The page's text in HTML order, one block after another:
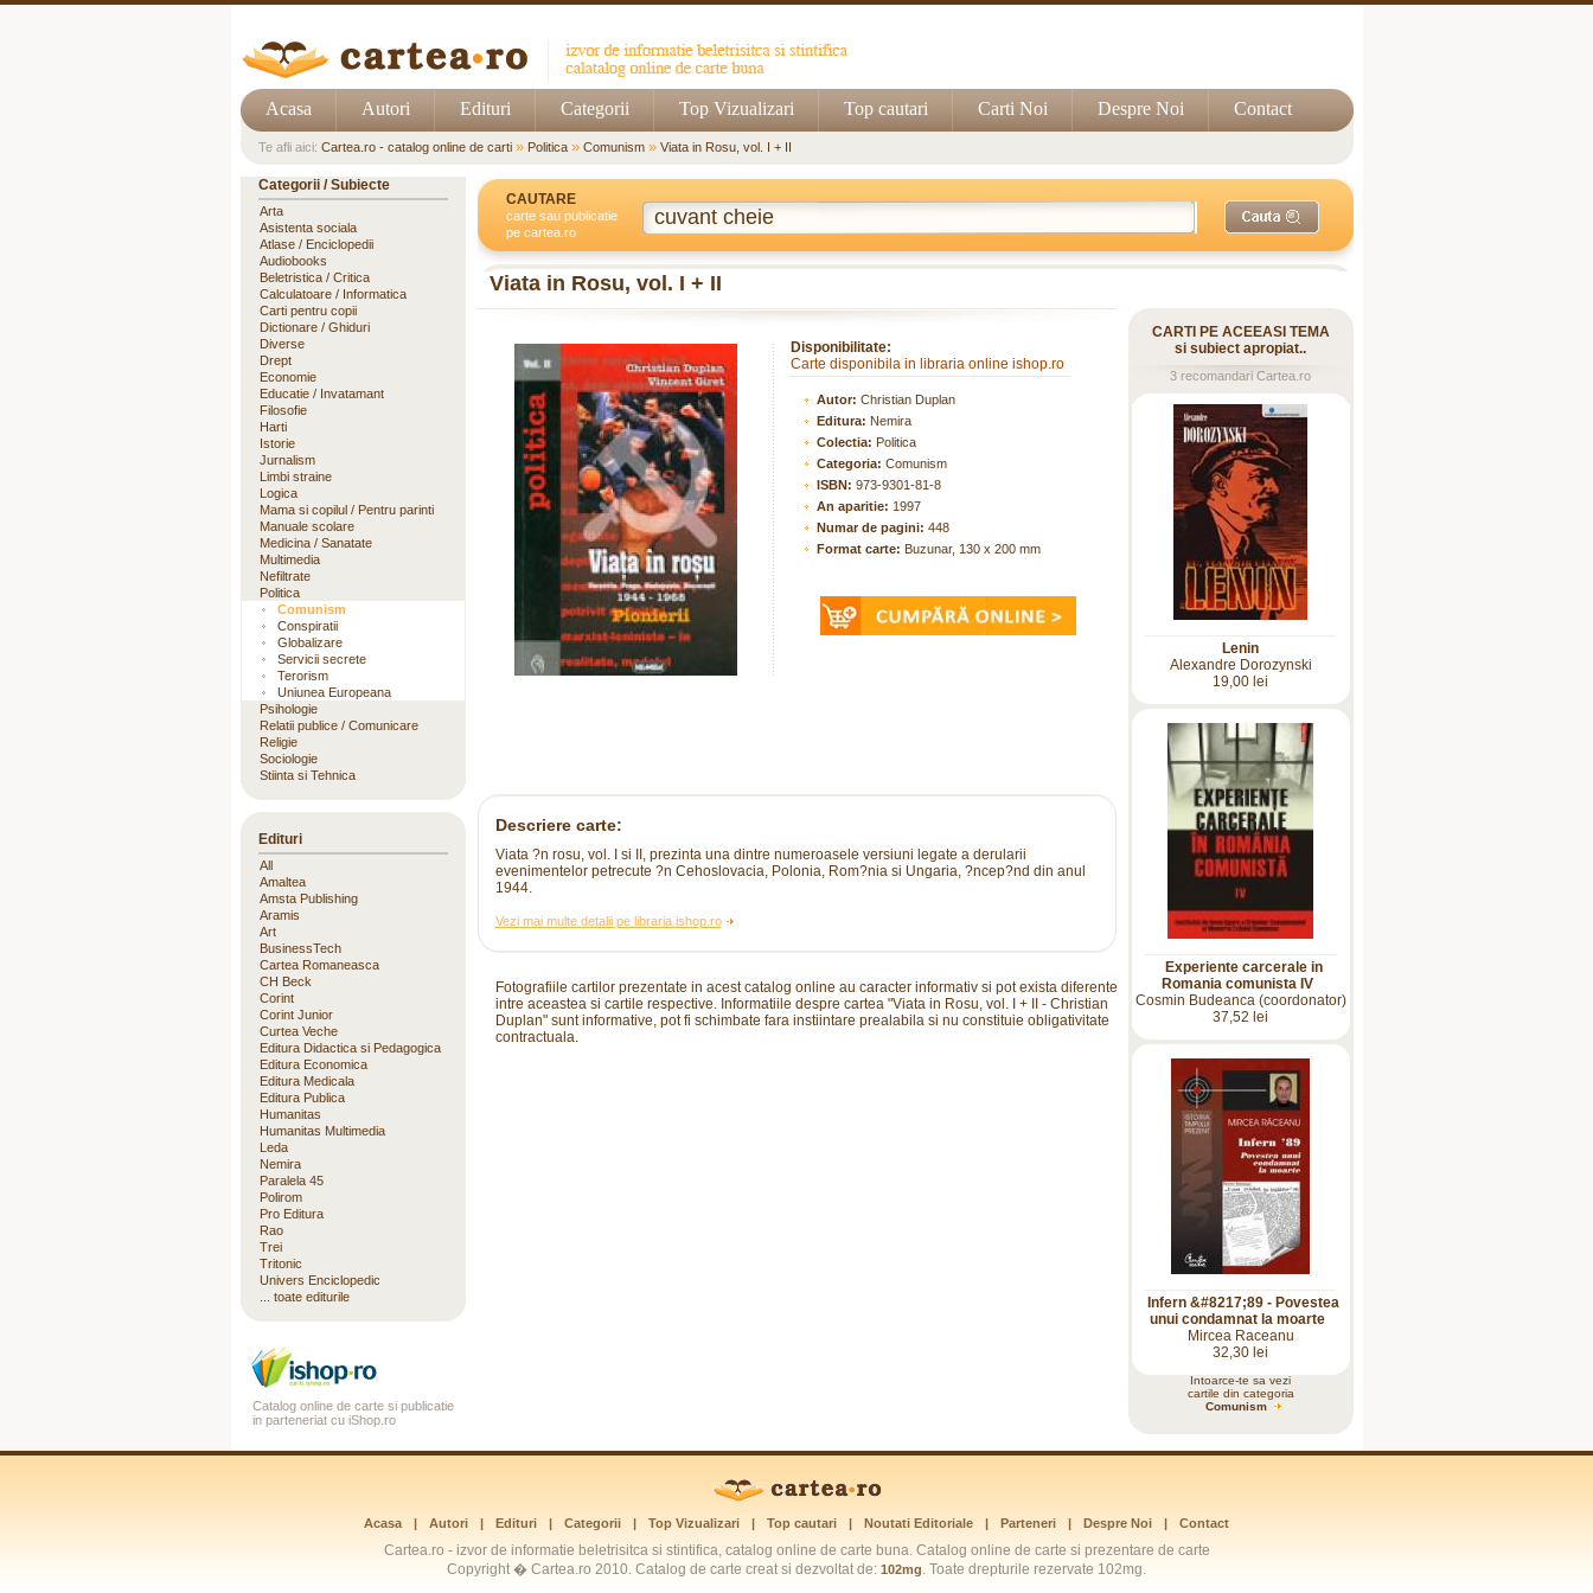
Acasa Autori Edituri Categorii Top Vizualizari Top cautari Carti Noi Despre Noi Contact
Te afli aici: Cartea.ro - catalog online de carti » Politica » Comunism » Viata in Rosu, vol. I + II
CAUTARE
carte sau publicatie
pe cartea.ro
Viata in Rosu, vol. I + II
Disponibilitate:
Carte disponibila in libraria online ishop.ro
Autor: Christian Duplan
Editura: Nemira
Colectia: Politica
Categoria: Comunism
ISBN: 973-9301-81-8
An aparitie: 1997
Numar de pagini: 448
Format carte: Buzunar, 130 x 200 mm
Descriere carte:
Viata ?n rosu, vol. I si II, prezinta una dintre numeroasele versiuni legate a derularii
evenimentelor petrecute ?n Cehoslovacia, Polonia, Rom?nia si Ungaria, ?ncep?nd din anul
1944.
Vezi mai multe detalii pe libraria ishop.ro
Fotografiile cartilor prezentate in acest catalog online au caracter informativ si pot exista diferente
intre aceastea si cartile respective. Informatiile despre cartea "Viata in Rosu, vol. I + II - Christian
Duplan" sunt informative, pot fi schimbate fara instiintare prealabila si nu constituie obligativitate
contractuala.
CARTI PE ACEEASI TEMA
si subiect apropiat..
3 recomandari Cartea.ro
Lenin
Alexandre Dorozynski
19,00 lei
Experiente carcerale in
Romania comunista IV
Cosmin Budeanca (coordonator)
37,52 lei
Infern &#8217;89 - Povestea
unui condamnat la moarte
Mircea Raceanu
32,30 lei
Intoarce-te sa vezi
cartile din categoria
Comunism
Categorii / Subiecte
Arta
Asistenta sociala
Atlase / Enciclopedii
Audiobooks
Beletristica / Critica
Calculatoare / Informatica
Carti pentru copii
Dictionare / Ghiduri
Diverse
Drept
Economie
Educatie / Invatamant
Filosofie
Harti
Istorie
Jurnalism
Limbi straine
Logica
Mama si copilul / Pentru parinti
Manuale scolare
Medicina / Sanatate
Multimedia
Nefiltrate
Politica
Comunism
Conspiratii
Globalizare
Servicii secrete
Terorism
Uniunea Europeana
Psihologie
Relatii publice / Comunicare
Religie
Sociologie
Stiinta si Tehnica
Edituri
All
Amaltea
Amsta Publishing
Aramis
Art
BusinessTech
Cartea Romaneasca
CH Beck
Corint
Corint Junior
Curtea Veche
Editura Didactica si Pedagogica
Editura Economica
Editura Medicala
Editura Publica
Humanitas
Humanitas Multimedia
Leda
Nemira
Paralela 45
Polirom
Pro Editura
Rao
Trei
Tritonic
Univers Enciclopedic
... toate editurile
Catalog online de carte si publicatie
in parteneriat cu iShop.ro
Acasa | Autori | Edituri | Categorii | Top Vizualizari | Top cautari | Noutati Editoriale | Parteneri | Despre Noi | Contact
Cartea.ro - izvor de informatie beletrisitca si stintifica, catalog online de carte buna. Catalog online de carte si prezentare de carte
Copyright � Cartea.ro 2010. Catalog de carte creat si dezvoltat de: 102mg. Toate drepturile rezervate 102mg.